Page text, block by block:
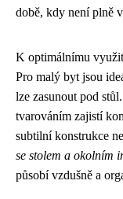
době, kdy není plně
K optimálnímu
Pro malý byt jsou
lze zasunout pod
tvarováním zajistí
subtilní konstrukce
se stolem a okolním
působí vzdušně a